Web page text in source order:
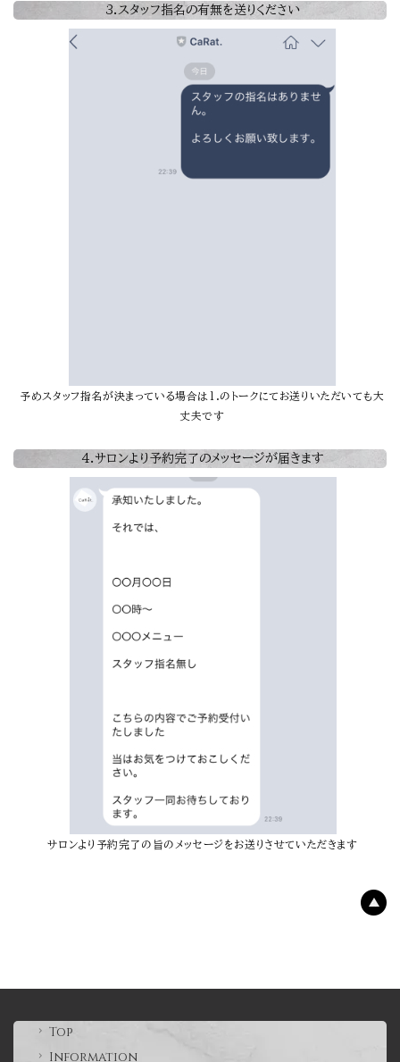
3.スタッフ指名の有無を送りください
予めスタッフ指名が決まっている場合は1.のトークにてお送りいただいても大
丈夫です
4.サロンより予約完了のメッセージが届きます
サロンより予約完了の旨のメッセージをお送りさせていただきます
Top
Information